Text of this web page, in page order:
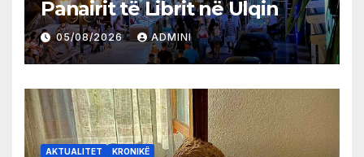
Panairit të Librit në Ulqin
05/08/2026 ADMINI
AKTUALITET KRONIKË